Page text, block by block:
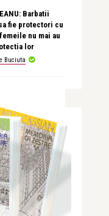
Barbatii
fie protectori cu
nu mai au
lor
Buciuta